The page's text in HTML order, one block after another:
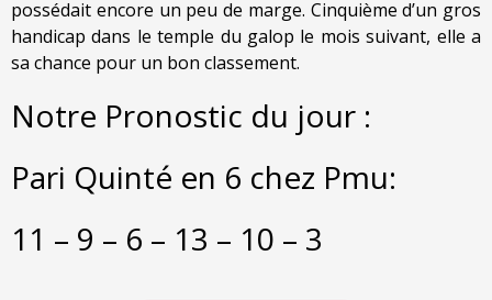
possédait encore un peu de marge. Cinquième d’un gros
handicap dans le temple du galop le mois suivant, elle a
sa chance pour un bon classement.
Notre Pronostic du jour :
Pari Quinté en 6 chez Pmu:
11 – 9 – 6 – 13 – 10 – 3